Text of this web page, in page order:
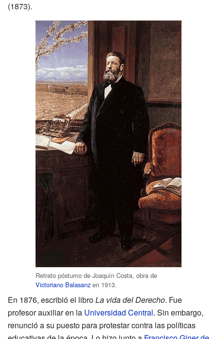
(1873).
Retrato póstumo de Joaquín Costa, obra de
Victoriano Balasanz en 1913.
En 1876, escribió el libroLa vida del Derecho. Fue
profesor auxiliar en la Universidad Central. Sin embargo,
renunció a su puesto para protestar contra las políticas